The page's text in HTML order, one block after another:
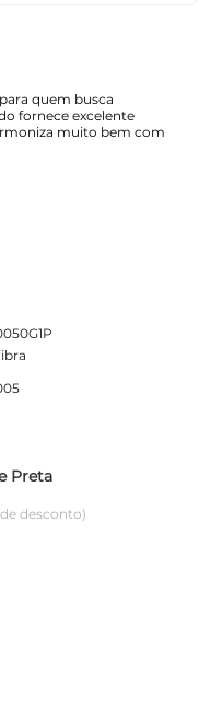
quem busca
fornece excelente
muito bem com
Preta
de desconto)